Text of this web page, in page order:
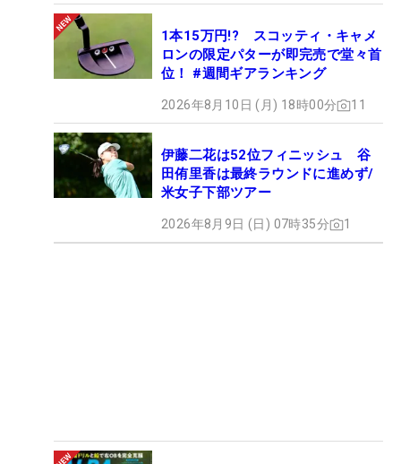
1本15万円!? スコッティ・キャメ
ロンの限定パターが即完売で堂々首
位！ #週間ギアランキング
2026年8月10日 (月) 18時00分 11
伊藤二花は52位フィニッシュ 谷
田侑里香は最終ラウンドに進めず/
米女子下部ツアー
2026年8月9日 (日) 07時35分 1